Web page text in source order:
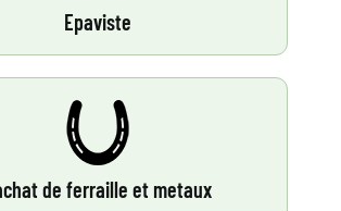
Epaviste
de ferraille et metaux